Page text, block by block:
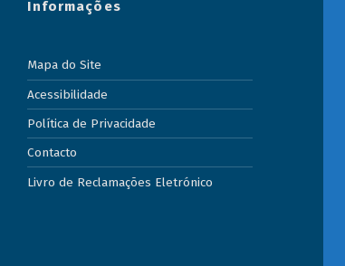
Informações
Mapa do Site
Acessibilidade
Política de Privacidade
Contacto
Livro de Reclamações Eletrónico